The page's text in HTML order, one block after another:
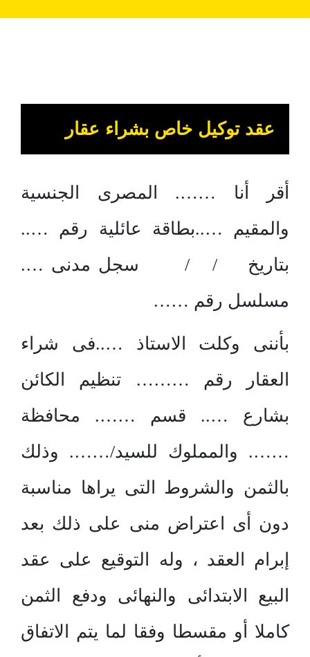
عقد توكيل خاص بشراء عقار
أقر أنا ……. المصرى الجنسية
والمقيم …..بطاقة عائلية رقم …..
بتاريخ / / سجل مدنى ….
مسلسل رقم ……
بأننى وكلت الاستاذ …..فى شراء
العقار رقم ……… تنظيم الكائن
بشارع ….. قسم ……. محافظة
……. والمملوك للسيد/……. وذلك
بالثمن والشروط التى يراها مناسبة
دون أى اعتراض منى على ذلك بعد
إبرام العقد ، وله التوقيع على عقد
البيع الابتدائى والنهائى ودفع الثمن
كاملا أو مقسطا وفقا لما يتم الاتفاق